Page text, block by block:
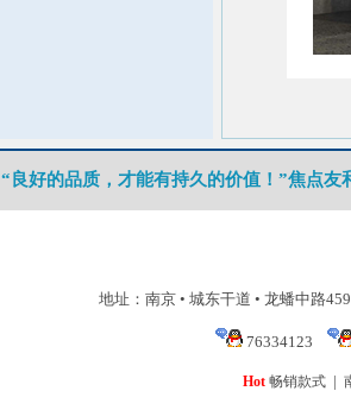
“良好的品质，才能有持久的价值！”焦点
地址：南京 • 城东干道 • 龙蟠中路
76334123
Hot畅销款式|